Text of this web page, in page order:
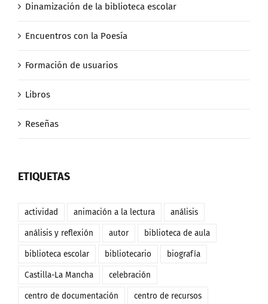
Dinamización de la biblioteca escolar
Encuentros con la Poesía
Formación de usuarios
Libros
Reseñas
ETIQUETAS
actividad animación a la lectura análisis
análisis y reflexión autor biblioteca de aula
biblioteca escolar bibliotecario biografía
Castilla-La Mancha celebración
centro de documentación centro de recursos